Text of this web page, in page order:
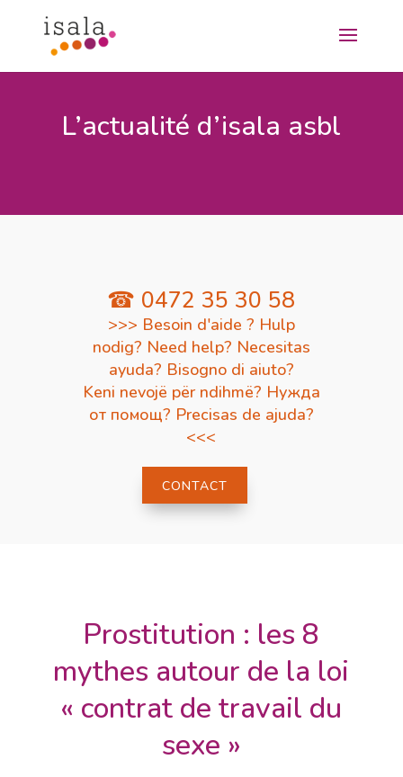
L’actualité d’isala asbl
☎ 0472 35 30 58
>>> Besoin d'aide ? Hulp
nodig? Need help? Necesitas
ayuda? Bisogno di aiuto?
Keni nevojë për ndihmë? Нужда
от помощ? Precisas de ajuda?
<<<
CONTACT
Prostitution : les 8
mythes autour de la loi
« contrat de travail du
sexe »